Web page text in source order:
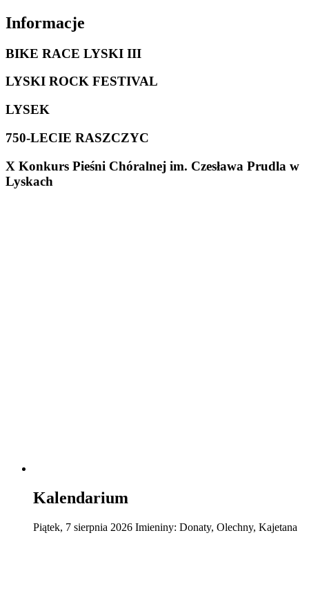
Informacje
BIKE RACE LYSKI III
LYSKI ROCK FESTIVAL
LYSEK
750-LECIE RASZCZYC
X Konkurs Pieśni Chóralnej im. Czesława Prudla w
Lyskach
Kalendarium
Piątek, 7 sierpnia 2026 Imieniny: Donaty, Olechny, Kajetana